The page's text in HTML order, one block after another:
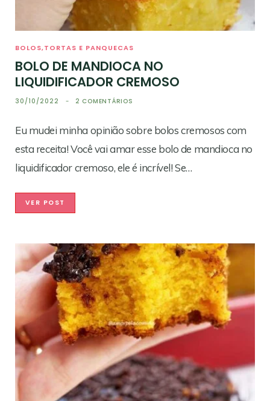
BOLOS,TORTAS E PANQUECAS
BOLO DE MANDIOCA NO
LIQUIDIFICADOR CREMOSO
30/10/2022 2 COMENTÁRIOS
Eu mudei minha opinião sobre bolos cremosos com
esta receita! Você vai amar esse bolo de mandioca no
liquidificador cremoso, ele é incrível! Se…
VER POST